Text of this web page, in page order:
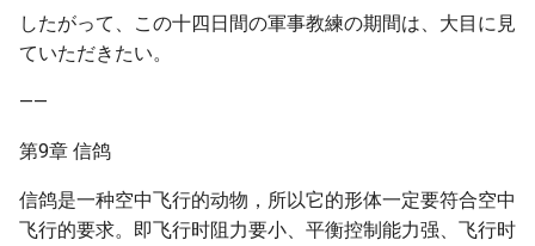
したがって、この十四日間の軍事教練の期間は、大目に見
ていただきたい。
——
第9章 信鸽
信鸽是一种空中飞行的动物，所以它的形体一定要符合空中
飞行的要求。即飞行时阻力要小、平衡控制能力强、飞行时